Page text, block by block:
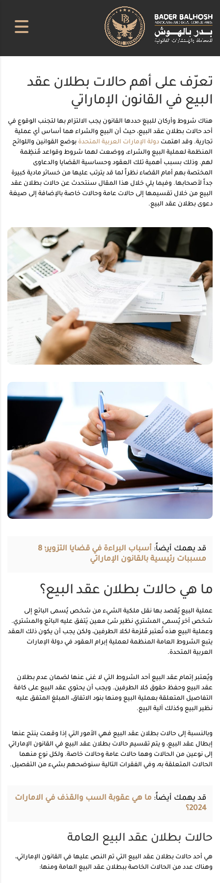
تعرّف على أهم حالات بطلان عقد
البيع في القانون الإماراتي
هناك شروط وأركان للبيع حددها القانون يجب الالتزام بها لتجنب الوقوع في
أحد حالات بطلان عقد البيع، حيث أن البيع والشراء هما أساس أي عملية
تجارية. وقد اهتمت دولة الإمارات العربية المتحدة بوضع القوانين واللوائح
المنظمة لعملية البيع والشراء، ووضعت لهما شروط وقواعد مُنظِمة
لهم. وذلك بسبب أهمية تلك العقود وحساسية القضايا والدعاوى
المختصة بهم أمام القضاء نظراً لما قد يترتب عليها من خسائر مادية كبيرة
جداً لأصحابها. وفيما يلي خلال هذا المقال سنتحدث عن حالات بطلان عقد
البيع من خلال تقسيمها إلى حالات عامة وحالات خاصة بالإضافة إلى صيغة
دعوى بطلان عقد البيع.
قد يهمك أيضاً:
أسباب البراءة في قضايا التزوير؛ 8
مسببات رئيسية بالقانون الإماراتي
ما هي حالات بطلان عقد البيع؟
عملية البيع يُقصد بها نقل ملكية الشيء من شخص يُسمى البائع إلى
شخص آخر يُسمى المشتري نظير شئ معين يَتفق عليه البائع والمشتري.
وعملية البيع هذه تُعتبر مُلزمة لكلا الطرفين، ولكن يجب أن يكون ذلك العقد
يتبع الشروط العامة المنظمة لعملية إبرام العقود في دولة الإمارات
العربية المتحدة.
ويُعتبر إتمام عقد البيع أحد الشروط التي لا غنى عنها لضمان عدم بطلان
عقد البيع وحفظ حقوق كلا الطرفين. ويجب أن يحتوي عقد البيع على كافة
التفاصيل المتعلقة بعملية البيع ومنها بنود الاتفاق، المبلغ المتفق عليه
نظير البيع وكذلك آلية البيع.
وبالنسبة إلى حالات بطلان عقد البيع فهي الأمور التي إذا وقعت ينتج عنها
إبطال عقد البيع، و يتم تقسيم حالات بطلان عقد البيع في القانون الإماراتي
إلى نوعين من الحالات وهما حالات عامة وحالات خاصة. ولكل نوع منهما
الحالات المتعلقة به، وفي الفقرات التالية سنوضحهم بشيء من التفصيل.
قد يهمك أيضاً: ما هي عقوبة السب والقذف في الامارات
2024؟
حالات بطلان عقد البيع العامة
هي أحد حالات بطلان عقد البيع التي تم النص عليها في القانون الإماراتي،
وهناك عدد من الحالات الخاصة ببطلان عقد البيع العامة ومنها: